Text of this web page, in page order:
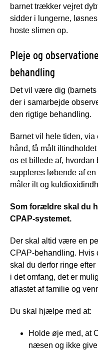
barnet trækker vejret
sidder i lungerne,
hoste slimen op.
Pleje og
behandling
Det vil være dig
der i samarbejde
den rigtige behandling.
Barnet vil hele tiden,
hånd, få målt
os et billede af, hvordan
suppleres løbende af
måler ilt og
Som forældre skal du
CPAP-systemet.
Der skal altid være en
CPAP-behandling. Hvis
skal du derfor ringe
i det omfang, det er
aflastet af familie og
Du skal hjælpe med at:
Holde øje med, at
næsen og ikke